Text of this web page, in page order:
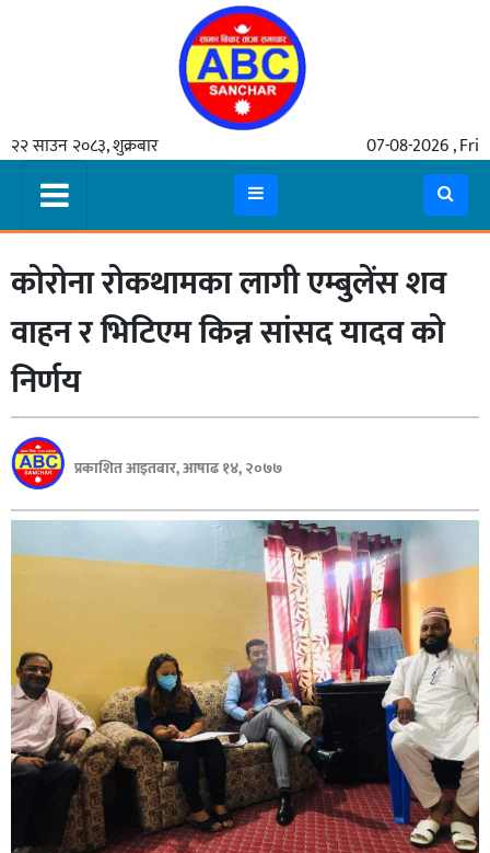
२२ साउन २०८३, शुक्रबार 07-08-2026 , Fri
समाचार
मुख्य
समाचार
कुटनीती
अर्थ
रसरङ्ग
यौन/
स्वास्थ्य
भिडियो
बिशेष
खेलकुद
बिश्व
अचम्म
दुनिया
बिचार
कोरोना रोकथामका लागी एम्बुलेंस शव
वाहन र भिटिएम किन्न सांसद यादव को
निर्णय
प्रकाशित आइतबार, आषाढ १४, २०७७